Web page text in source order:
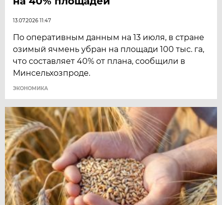
13.07.2026 11:47
По оперативным данным на 13 июля, в стране
озимый ячмень убран на площади 100 тыс. га,
что составляет 40% от плана, сообщили в
Минсельхозпроде.
ЭКОНОМИКА